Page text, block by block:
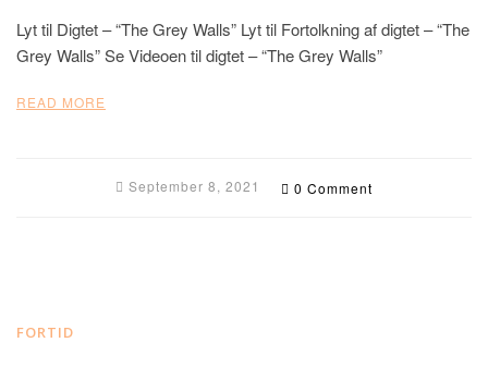
Lyt til Digtet – “The Grey Walls” Lyt til Fortolkning af digtet – “The
Grey Walls” Se Videoen til digtet – “The Grey Walls”
READ MORE
September 8, 2021 0 Comment
FORTID